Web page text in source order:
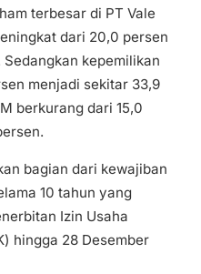
terbesar di PT Vale
dari 20,0 persen
kepemilikan
menjadi sekitar 33,9
berkurang dari 15,0
bagian dari kewajiban
10 tahun yang
Izin Usaha
hingga 28 Desember